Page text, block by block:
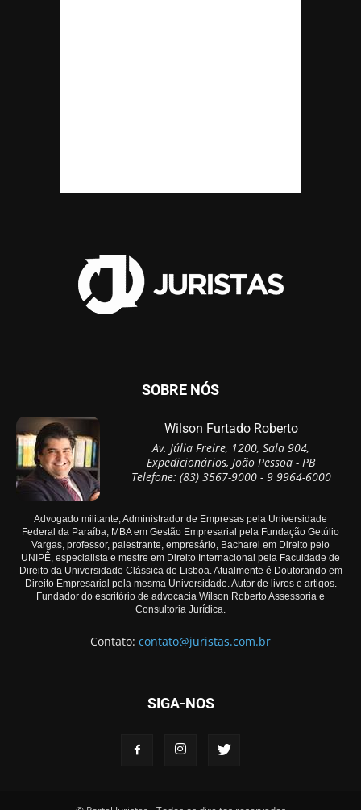
SOBRE NÓS
Wilson Furtado Roberto
Av. Júlia Freire, 1200, Sala 904,
Expedicionários, João Pessoa - PB
Telefone: (83) 3567-9000 - 9 9964-6000
Advogado militante, Administrador de Empresas pela Universidade
Federal da Paraíba, MBA em Gestão Empresarial pela Fundação Getúlio
Vargas, professor, palestrante, empresário, Bacharel em Direito pelo
UNIPÊ, especialista e mestre em Direito Internacional pela Faculdade de
Direito da Universidade Clássica de Lisboa. Atualmente é Doutorando em
Direito Empresarial pela mesma Universidade. Autor de livros e artigos.
Fundador do escritório de advocacia Wilson Roberto Assessoria e
Consultoria Jurídica.
Contato: contato@juristas.com.br
SIGA-NOS